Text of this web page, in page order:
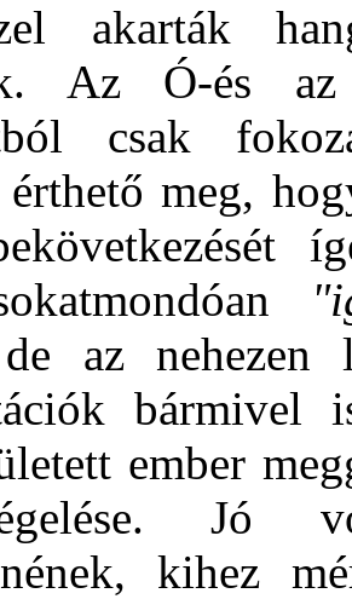
akarták
Az Ó-és
csak
érthető meg,
az
bármivel
ember
kihez